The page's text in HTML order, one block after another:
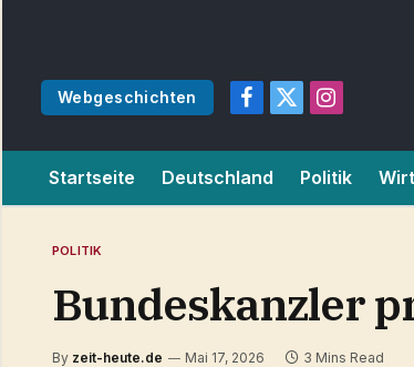
Webgeschichten
Facebook
X
Instagram
Startseite Deutschland Politik
POLITIK
Bundeskanzler
By zeit-heute.de Mai 17, 2026 3 Mins Read